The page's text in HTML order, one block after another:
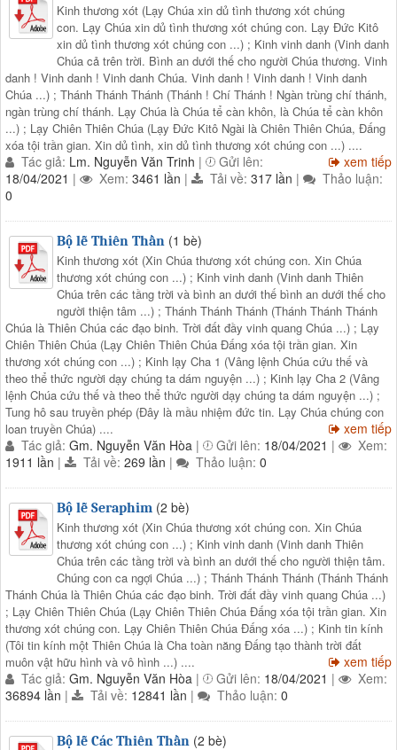
Kinh thương xót (Lạy Chúa xin dủ tình thương xót chúng
con. Lạy Chúa xin dủ tình thương xót chúng con. Lạy Đức Kitô
xin dủ tình thương xót chúng con ...) ; Kinh vinh danh (Vinh danh
Chúa cả trên trời. Bình an dưới thế cho người Chúa thương. Vinh
danh ! Vinh danh ! Vinh danh Chúa. Vinh danh ! Vinh danh ! Vinh danh
Chúa ...) ; Thánh Thánh Thánh (Thánh ! Chí Thánh ! Ngàn trùng chí thánh,
ngàn trùng chí thánh. Lạy Chúa là Chúa tể càn khôn, là Chúa tể càn khôn
...) ; Lạy Chiên Thiên Chúa (Lạy Đức Kitô Ngài là Chiên Thiên Chúa, Đấng
xóa tội trần gian. Xin dủ tình, xin dủ tình thương xót chúng con ...) ....
xem tiếp
Tác giả: Lm. Nguyễn Văn Trinh |
Gửi lên:
18/04/2021 | Xem: 3461 lần | Tải về: 317 lần |
Thảo luận:
0
Bộ lễ Thiên Thần (1 bè)
Kinh thương xót (Xin Chúa thương xót chúng con. Xin Chúa
thương xót chúng con ...) ; Kinh vinh danh (Vinh danh Thiên
Chúa trên các tầng trời và bình an dưới thế bình an dưới thế cho
người thiện tâm ...) ; Thánh Thánh Thánh (Thánh Thánh Thánh
Chúa là Thiên Chúa các đạo binh. Trời đất đầy vinh quang Chúa ...) ; Lạy
Chiên Thiên Chúa (Lạy Chiên Thiên Chúa Đấng xóa tội trần gian. Xin
thương xót chúng con ...) ; Kinh lạy Cha 1 (Vâng lệnh Chúa cứu thế và
theo thể thức người dạy chúng ta dám nguyện ...) ; Kinh lạy Cha 2 (Vâng
lệnh Chúa cứu thế và theo thể thức người dạy chúng ta dám nguyện ...) ;
Tung hô sau truyền phép (Đây là mầu nhiệm đức tin. Lạy Chúa chúng con
loan truyền Chúa) ....
xem tiếp
Tác giả: Gm. Nguyễn Văn Hòa | Gửi lên: 18/04/2021 |
Xem:
1911 lần | Tải về: 269 lần | Thảo luận: 0
Bộ lễ Seraphim (2 bè)
Kinh thương xót (Xin Chúa thương xót chúng con. Xin Chúa
thương xót chúng con ...) ; Kinh vinh danh (Vinh danh Thiên
Chúa trên các tầng trời và bình an dưới thế cho người thiện tâm.
Chúng con ca ngợi Chúa ...) ; Thánh Thánh Thánh (Thánh Thánh
Thánh Chúa là Thiên Chúa các đạo binh. Trời đất đầy vinh quang Chúa ...)
; Lạy Chiên Thiên Chúa (Lạy Chiên Thiên Chúa Đấng xóa tội trần gian. Xin
thương xót chúng con. Lạy Chiên Thiên Chúa Đấng xóa ...) ; Kinh tin kính
(Tôi tin kính một Thiên Chúa là Cha toàn năng Đấng tạo thành trời đất
muôn vật hữu hình và vô hình ...) ....
xem tiếp
Tác giả: Gm. Nguyễn Văn Hòa | Gửi lên: 18/04/2021 |
Xem:
36894 lần | Tải về: 12841 lần | Thảo luận: 0
Bộ lễ Các Thiên Thần (2 bè)